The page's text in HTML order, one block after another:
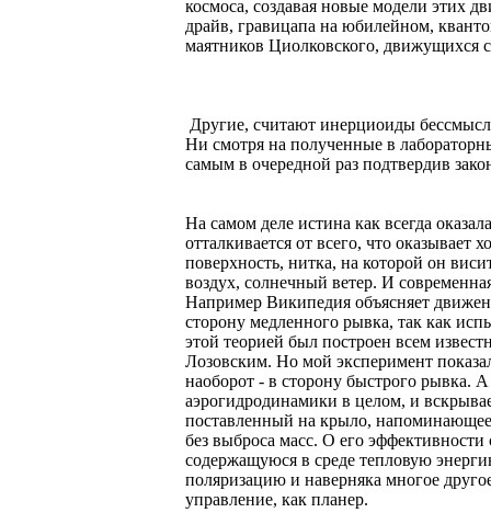
космоса, создавая новые модели этих
драйв, гравицапа на юбилейном,
маятников Циолковского, движущихся
Другие, считают инерциоиды
Ни смотря на полученные в
самым в очередной раз подтвердив
На самом деле истина как всегда
отталкивается от всего, что
поверхность, нитка, на которой он
воздух, солнечный ветер. И
Например Википедия объясняет
сторону медленного рывка, так как
этой теорией был построен всем
Лозовским. Но мой эксперимент
наоборот - в сторону быстрого рывка.
аэрогидродинамики в целом, и
поставленный на крыло, напоминающее
без выброса масс. О его
содержащуюся в среде тепловую
поляризацию и наверняка многое
управление, как планер.